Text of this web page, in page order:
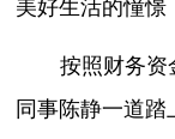
美好生活的憧憬
按照财务资
同事陈静一道